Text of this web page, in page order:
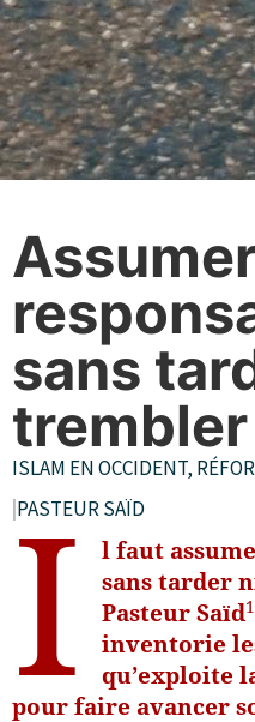
sans
trembler
ISLAM EN OCCIDENT,
PASTEUR SAÏD
I
l faut
sans tarder
Pasteur Saïd​1​
inventorie
qu’exploite
pour faire avancer